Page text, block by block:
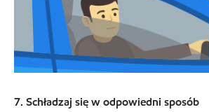
7. Schładzaj się w odpowiedni sposób